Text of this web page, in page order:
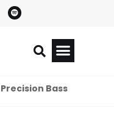
Bass